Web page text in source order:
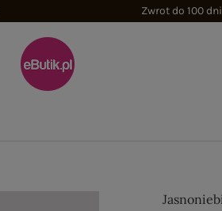
Zwrot do 100 dni